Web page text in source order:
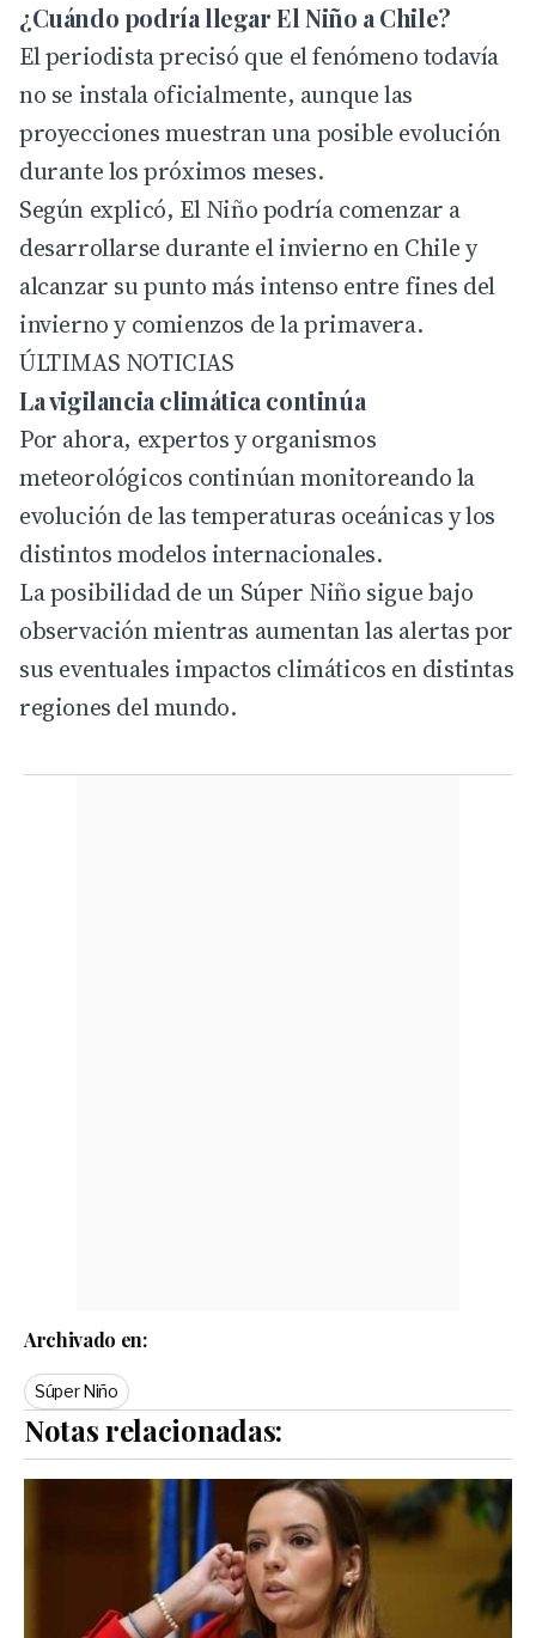
¿Cuándo podría llegar El Niño a Chile?
El periodista precisó que el fenómeno todavía
no se instala oficialmente, aunque las
proyecciones muestran una posible evolución
durante los próximos meses.
Según explicó, El Niño podría comenzar a
desarrollarse durante el invierno enChiley
alcanzar su punto más intenso entre fines del
invierno y comienzos de la primavera.
ÚLTIMAS NOTICIAS
La vigilancia climática continúa
Por ahora, expertos y organismos
meteorológicos continúan monitoreando la
evolución de las temperaturas oceánicas y los
distintos modelos internacionales.
La posibilidad de un Súper Niño sigue bajo
observación mientras aumentan las alertas por
sus eventuales impactos climáticos en distintas
regiones del mundo.
Archivado en:
Súper Niño
Notas relacionadas: